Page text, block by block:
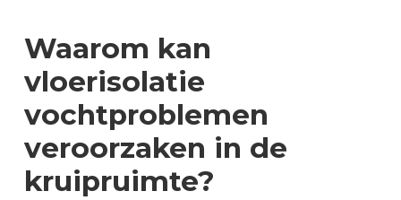
Waarom kan
vloerisolatie
vochtproblemen
veroorzaken in de
kruipruimte?